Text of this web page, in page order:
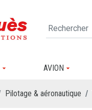
AVION
Pilotage & aéronautique